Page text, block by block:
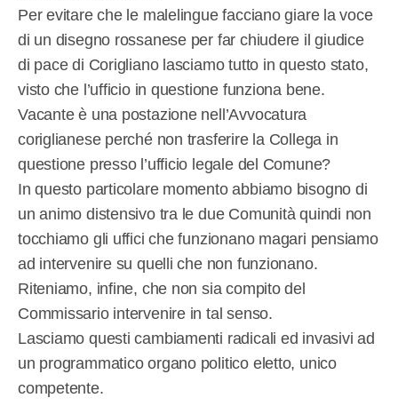
Per evitare che le malelingue facciano giare la voce
di un disegno rossanese per far chiudere il giudice
di pace di Corigliano lasciamo tutto in questo stato,
visto che l’ufficio in questione funziona bene.
Vacante è una postazione nell’Avvocatura
coriglianese perché non trasferire la Collega in
questione presso l’ufficio legale del Comune?
In questo particolare momento abbiamo bisogno di
un animo distensivo tra le due Comunità quindi non
tocchiamo gli uffici che funzionano magari pensiamo
ad intervenire su quelli che non funzionano.
Riteniamo, infine, che non sia compito del
Commissario intervenire in tal senso.
Lasciamo questi cambiamenti radicali ed invasivi ad
un programmatico organo politico eletto, unico
competente.